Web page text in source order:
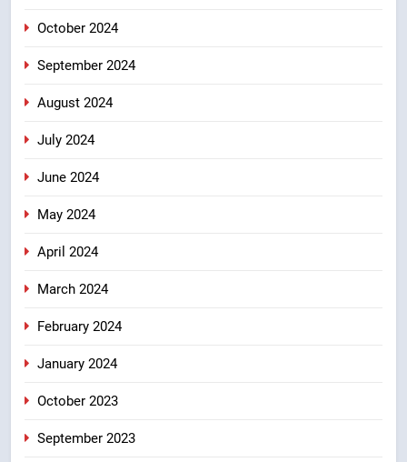
October 2024
September 2024
August 2024
July 2024
June 2024
May 2024
April 2024
March 2024
February 2024
January 2024
October 2023
September 2023